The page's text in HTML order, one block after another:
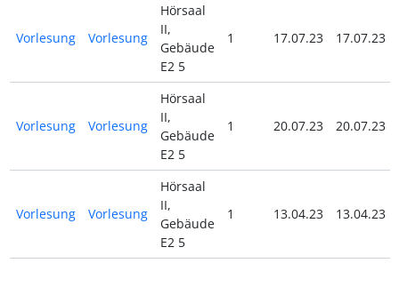
Vorlesung Vorlesung
Hörsaal
II,
Gebäude
E2 5
1 17.07.23 17.07.23
Vorlesung Vorlesung
Hörsaal
II,
Gebäude
E2 5
1 20.07.23 20.07.23
Vorlesung Vorlesung
Hörsaal
II,
Gebäude
E2 5
1 13.04.23 13.04.23